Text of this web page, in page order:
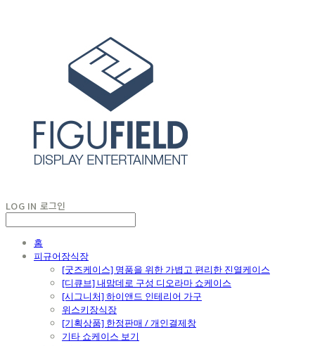
LOG IN 로그인
홈
피규어장식장
[굿즈케이스] 명품을 위한 가볍고 편리한 진열케이스
[디큐브] 내맘데로 구성 디오라마 쇼케이스
[시그니처] 하이앤드 인테리어 가구
위스키장식장
[기획상품] 한정판매 / 개인결제창
기타 쇼케이스 보기